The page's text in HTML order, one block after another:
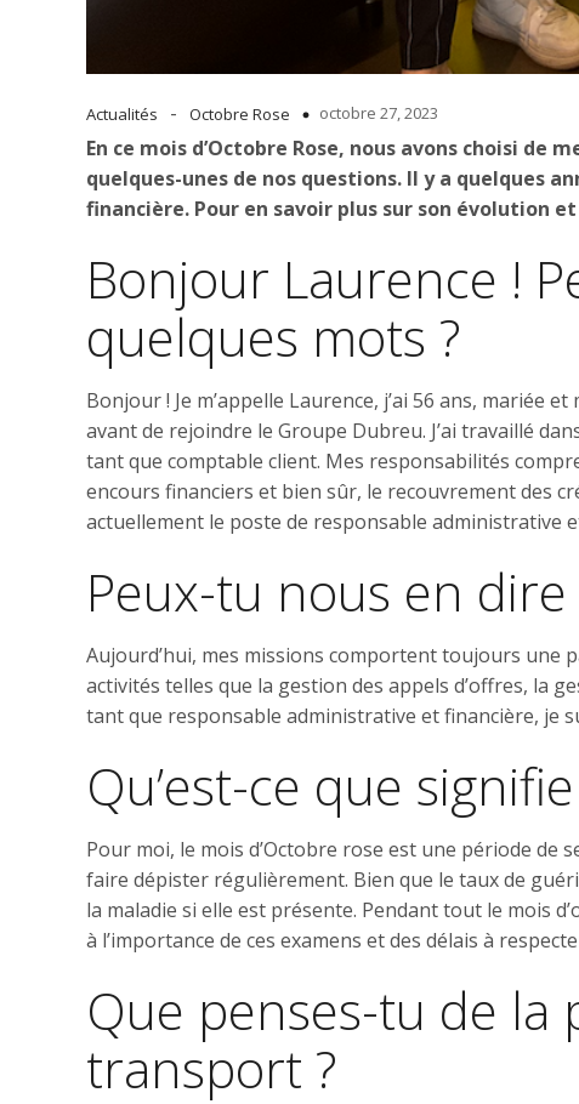
Actualités - Octobre Rose octobre 27, 2023
En ce mois d’Octobre Rose, nous avons choisi
quelques-unes de nos questions. Il y a quelques
financière. Pour en savoir plus sur son évolution
Bonjour Laurence !
quelques mots ?
Bonjour ! Je m’appelle Laurence, j’ai 56 ans, mariée
avant de rejoindre le Groupe Dubreu. J’ai travaillé
tant que comptable client. Mes responsabilités
encours financiers et bien sûr, le recouvrement des
actuellement le poste de responsable administrative
Peux-tu nous en dire
Aujourd’hui, mes missions comportent toujours une
activités telles que la gestion des appels d’offres, la
tant que responsable administrative et financière, je
Qu’est-ce que
Pour moi, le mois d’Octobre rose est une période de
faire dépister régulièrement. Bien que le taux de
la maladie si elle est présente. Pendant tout le mois
à l’importance de ces examens et des délais à
Que penses-tu de la
transport ?